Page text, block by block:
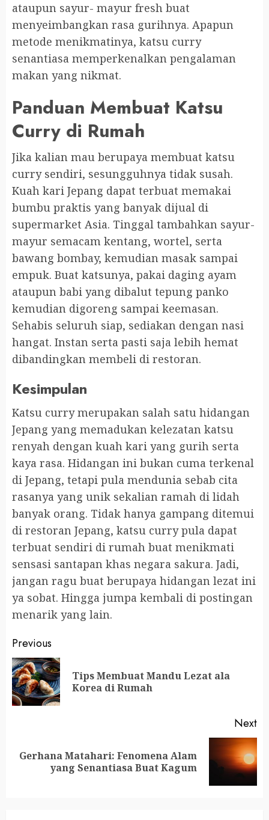
ataupun sayur- mayur fresh buat
menyeimbangkan rasa gurihnya. Apapun
metode menikmatinya, katsu curry
senantiasa memperkenalkan pengalaman
makan yang nikmat.
Panduan Membuat Katsu
Curry di Rumah
Jika kalian mau berupaya membuat katsu
curry sendiri, sesungguhnya tidak susah.
Kuah kari Jepang dapat terbuat memakai
bumbu praktis yang banyak dijual di
supermarket Asia. Tinggal tambahkan sayur-
mayur semacam kentang, wortel, serta
bawang bombay, kemudian masak sampai
empuk. Buat katsunya, pakai daging ayam
ataupun babi yang dibalut tepung panko
kemudian digoreng sampai keemasan.
Sehabis seluruh siap, sediakan dengan nasi
hangat. Instan serta pasti saja lebih hemat
dibandingkan membeli di restoran.
Kesimpulan
Katsu curry merupakan salah satu hidangan
Jepang yang memadukan kelezatan katsu
renyah dengan kuah kari yang gurih serta
kaya rasa. Hidangan ini bukan cuma terkenal
di Jepang, tetapi pula mendunia sebab cita
rasanya yang unik sekalian ramah di lidah
banyak orang. Tidak hanya gampang ditemui
di restoran Jepang, katsu curry pula dapat
terbuat sendiri di rumah buat menikmati
sensasi santapan khas negara sakura. Jadi,
jangan ragu buat berupaya hidangan lezat ini
ya sobat. Hingga jumpa kembali di postingan
menarik yang lain.
Continue
Reading
Previous
Tips Membuat Mandu Lezat ala
Korea di Rumah
Next
Next
Gerhana Matahari: Fenomena Alam
yang Senantiasa Buat Kagum